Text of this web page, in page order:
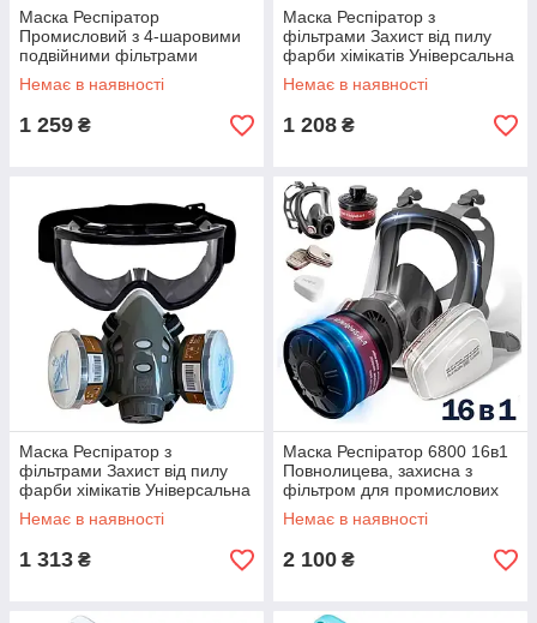
Маска Респіратор
Промисловий з 4-шаровими
подвійними фільтрами
Захист від пилу фарби
хімікатів Чорна
Немає в наявності
1 259 ₴
Маска Респіратор з
фільтрами Захист від пилу
фарби хімікатів Універсальна
Прозора
Немає в наявності
1 208 ₴
Маска Респіратор з
фільтрами Захист від пилу
фарби хімікатів Універсальна
Чорна
Немає в наявності
1 313 ₴
Маска Респіратор 6800 16в1
Повнолицева, захисна з
фільтром для промислових
робіт
Немає в наявності
2 100 ₴